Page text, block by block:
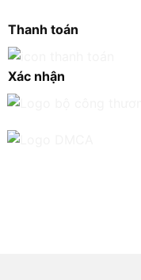
Thanh toán
Xác nhận